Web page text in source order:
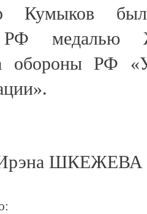
Кумыков
РФ медалью
обороны РФ
Ирэна ШКЕЖЕВА